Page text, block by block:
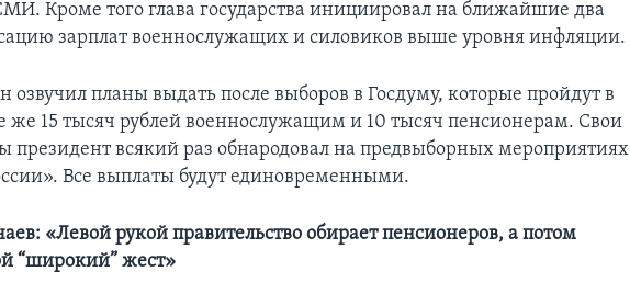
Кроме того глава государства инициировал на ближайшие два
зарплат военнослужащих и силовиков выше уровня инфляции.
озвучил планы выдать после выборов в Госдуму, которые пройдут в
же 15 тысяч рублей военнослужащим и 10 тысяч пенсионерам. Свои
президент всякий раз обнародовал на предвыборных мероприятиях
Все выплаты будут единовременными.
«Левой рукой правительство обирает пенсионеров, а потом
“широкий” жест»